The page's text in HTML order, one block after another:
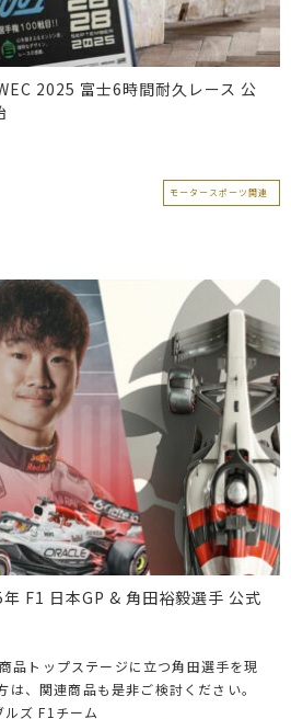
2025 富士6時間耐久レース 公
モータースポーツ関連
F1 日本GP & 角田裕毅選手 公式
トップステージに立つ角田選手を現
、関連商品も是非ご検討ください。
ズ F1チーム